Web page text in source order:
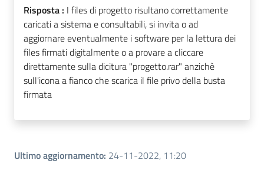
Risposta : I files di progetto risultano correttamente
caricati a sistema e consultabili, si invita o ad
aggiornare eventualmente i software per la lettura dei
files firmati digitalmente o a provare a cliccare
direttamente sulla dicitura "progetto.rar" anzichè
sull'icona a fianco che scarica il file privo della busta
firmata
Ultimo aggiornamento: 24-11-2022, 11:20